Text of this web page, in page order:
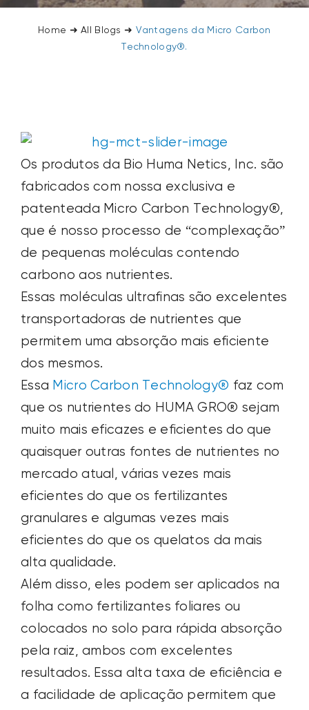
FOR:Home ➜All Blogs ➜ Vantagens da Micro Carbon
Technology®.
Os produtos da Bio Huma Netics, Inc. são
fabricados com nossa exclusiva e
patenteada Micro Carbon Technology®,
que é nosso processo de “complexação”
de pequenas moléculas contendo
carbono aos nutrientes.
Essas moléculas ultrafinas são excelentes
transportadoras de nutrientes que
permitem uma absorção mais eficiente
dos mesmos.
Essa Micro Carbon Technology® faz com
que os nutrientes do HUMA GRO® sejam
muito mais eficazes e eficientes do que
quaisquer outras fontes de nutrientes no
mercado atual, várias vezes mais
eficientes do que os fertilizantes
granulares e algumas vezes mais
eficientes do que os quelatos da mais
alta qualidade.
Além disso, eles podem ser aplicados na
folha como fertilizantes foliares ou
colocados no solo para rápida absorção
pela raiz, ambos com excelentes
resultados. Essa alta taxa de eficiência e
a facilidade de aplicação permitem que